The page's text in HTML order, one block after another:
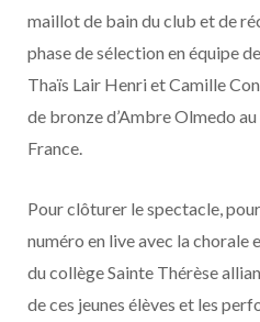
maillot de bain du club et de
phase de sélection en équipe
Thaïs Lair Henri et Camille
de bronze d’Ambre Olmedo
France.
Pour clôturer le spectacle,
numéro en live avec la chorale
du collège Sainte Thérèse
de ces jeunes élèves et les